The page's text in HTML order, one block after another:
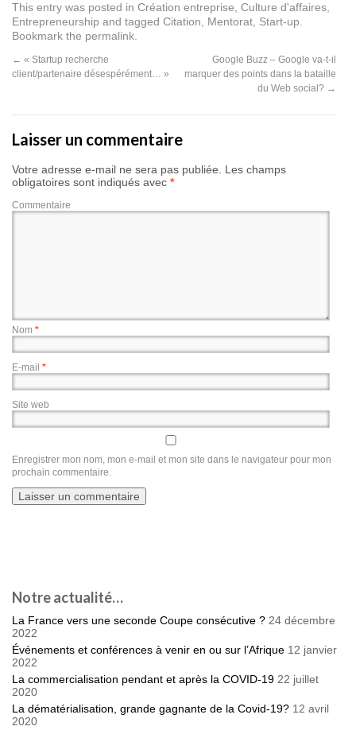
This entry was posted in Création entreprise Culture d'affaires
Entrepreneurship and tagged Citation Mentorat Start-up
Bookmark the permalink
← « Startup recherche
client/partenaire désespérément… »
Google Buzz – Google va-t-il
marquer des points dans la bataille
du Web social? →
Laisser un commentaire
Votre adresse e-mail ne sera pas publiée.
Les champs
obligatoires sont indiqués avec *
Commentaire
Nom *
E-mail *
Site web
Enregistrer mon nom, mon e-mail et mon site dans le navigateur pour mon
prochain commentaire.
Notre actualité…
La France vers une seconde Coupe consécutive ? 24 décembre
2022
Événements et conférences à venir en ou sur l’Afrique 12 janvier
2022
La commercialisation pendant et après la COVID-19 22 juillet
2020
La dématérialisation, grande gagnante de la Covid-19? 12 avril
2020